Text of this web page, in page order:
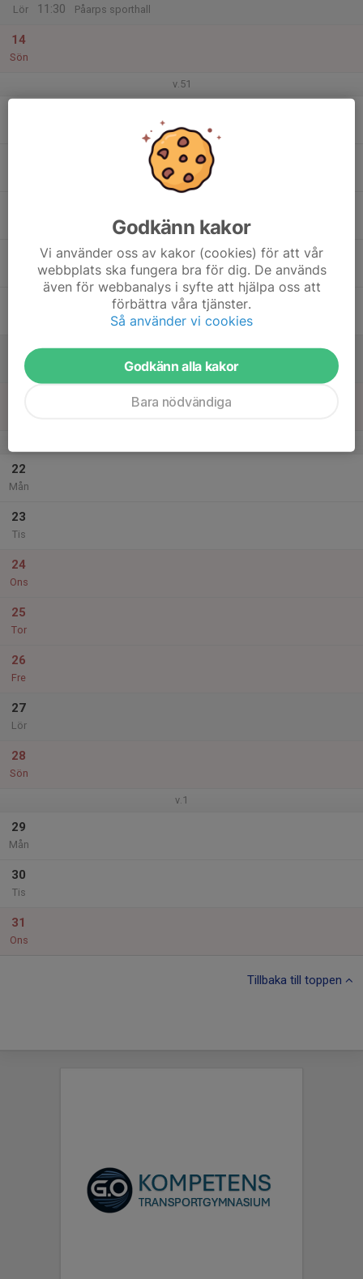
Lör
11:30
Påarps sporthall
14
Sön
v.51
Lör
10:30
Inomhusträning 18/19
Påarps sporthall
22
Mån
23
Tis
24
Ons
25
Tor
26
Fre
27
Lör
28
Sön
v.1
29
Mån
30
Tis
31
Ons
Tillbaka till toppen
Godkänn kakor
Vi använder oss av kakor (cookies) för att vår
webbplats ska fungera bra för dig. De används
även för webbanalys i syfte att hjälpa oss att
förbättra våra tjänster.
Så använder vi cookies
Godkänn alla kakor
Bara nödvändiga